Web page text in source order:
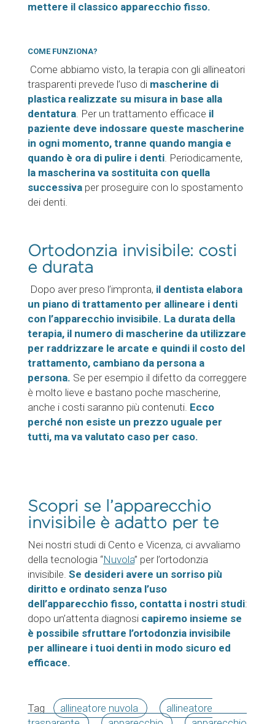
mettere il classico apparecchio fisso.
COME FUNZIONA?
Come abbiamo visto, la terapia con gli allineatori
trasparenti prevede l’uso di mascherine di
plastica realizzate su misura in base alla
dentatura. Per un trattamento efficace il
paziente deve indossare queste mascherine
in ogni momento, tranne quando mangia e
quando è ora di pulire i denti. Periodicamente,
la mascherina va sostituita con quella
successiva per proseguire con lo spostamento
dei denti.
Ortodonzia invisibile: costi
e durata
Dopo aver preso l’impronta, il dentista elabora
un piano di trattamento per allineare i denti
con l’apparecchio invisibile. La durata della
terapia, il numero di mascherine da utilizzare
per raddrizzare le arcate e quindi il costo del
trattamento, cambiano da persona a
persona. Se per esempio il difetto da correggere
è molto lieve e bastano poche mascherine,
anche i costi saranno più contenuti. Ecco
perché non esiste un prezzo uguale per
tutti, ma va valutato caso per caso.
Scopri se l’apparecchio
invisibile è adatto per te
Nei nostri studi di Cento e Vicenza, ci avvaliamo
della tecnologia “Nuvola” per l’ortodonzia
invisibile. Se desideri avere un sorriso più
diritto e ordinato senza l’uso
dell’apparecchio fisso, contatta i nostri studi:
dopo un’attenta diagnosi capiremo insieme se
è possibile sfruttare l’ortodonzia invisibile
per allineare i tuoi denti in modo sicuro ed
efficace.
Tag allineatore nuvola
allineatore